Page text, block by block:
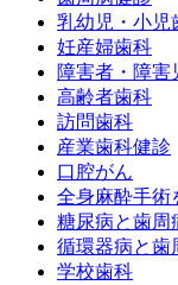
乳幼児・小児
妊産婦歯科
障害者・障害
高齢者歯科
訪問歯科
産業歯科健診
口腔がん
全身麻酔手術
糖尿病と歯周
循環器病と歯
学校歯科